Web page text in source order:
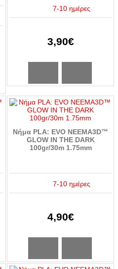
7-10 ημέρες
3,90€
Νήμα PLA: EVO NEEMA3D™
GLOW IN THE DARK
100gr/30m 1.75mm
7-10 ημέρες
4,90€